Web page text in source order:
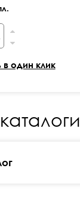
в один клик